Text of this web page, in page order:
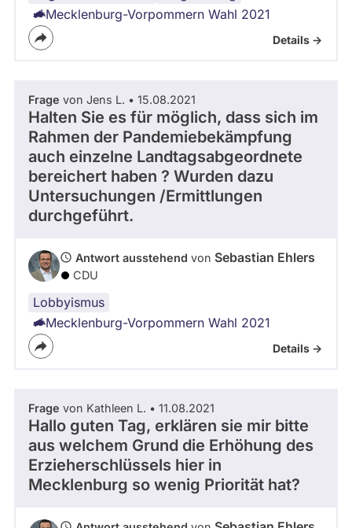
n
V
o
r
p
o
m
m
e
Mecklenburg-Vorpommern Wahl 2021
Details ->
Frage von Jens L. • 15.08.2021
Halten Sie es für möglich, dass sich im
Rahmen der Pandemiebekämpfung
auch einzelne Landtagsabgeordnete
bereichert haben ? Wurden dazu
Untersuchungen /Ermittlungen
durchgeführt.
Antwort ausstehend von Sebastian Ehlers
CDU
Lobbyismus
Mecklenburg-Vorpommern Wahl 2021
Details ->
Frage von Kathleen L. • 11.08.2021
Hallo guten Tag, erklären sie mir bitte
aus welchem Grund die Erhöhung des
Erzieherschlüssels hier in
Mecklenburg so wenig Priorität hat?